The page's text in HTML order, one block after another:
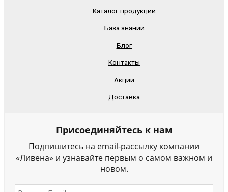
Каталог продукции
База знаний
Блог
Контакты
Акции
Доставка
Присоединяйтесь к нам
Подпишитесь на email-рассылку компании
«Ливена» и узнавайте первым о самом важном и
новом.